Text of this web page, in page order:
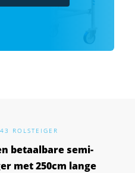
ROLSTEIGER
betaalbare semi-
met 250cm lange